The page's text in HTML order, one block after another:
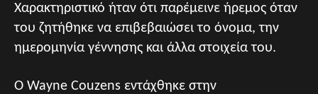
Χαρακτηριστικό ήταν ότι παρέμεινε ήρεμος όταν
του ζητήθηκε να επιβεβαιώσει το όνομα, την
ημερομηνία γέννησης και άλλα στοιχεία του.
O Wayne Couzens εντάχθηκε στην